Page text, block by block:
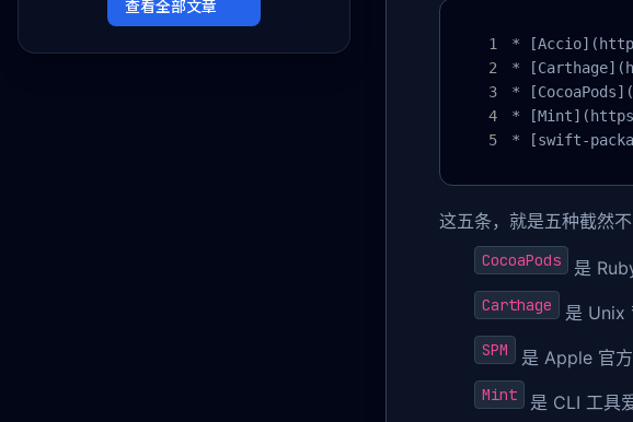
查看全部文章
*
*
*
*
* [swift-
这五条，就是五种截然不
CocoaPods 是
Carthage 是 Unix
SPM 是 Apple 官
Mint 是 CLI 工具